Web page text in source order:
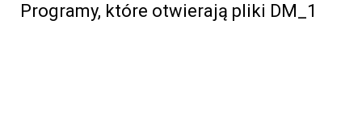
Programy, które otwierają pliki DM_1